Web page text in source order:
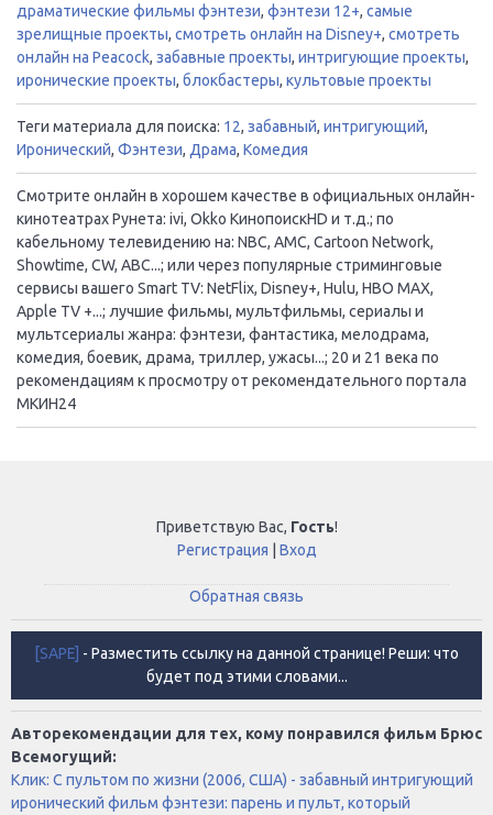
драматические фильмы фэнтези, фэнтези 12+, самые
зрелищные проекты, смотреть онлайн на Disney+, смотреть
онлайн на Peacock, забавные проекты, интригующие проекты,
иронические проекты, блокбастеры, культовые проекты
Теги материала для поиска: 12, забавный, интригующий,
Иронический, Фэнтези, Драма, Комедия
Смотрите онлайн в хорошем качестве в официальных онлайн-
кинотеатрах Рунета: ivi, Okko КинопоискHD и т.д.; по
кабельному телевидению на: NBC, AMC, Cartoon Network,
Showtime, CW, ABC...; или через популярные стриминговые
сервисы вашего Smart TV: NetFlix, Disney+, Hulu, HBO MAX,
Apple TV +...; лучшие фильмы, мультфильмы, сериалы и
мультсериалы жанра: фэнтези, фантастика, мелодрама,
комедия, боевик, драма, триллер, ужасы...; 20 и 21 века по
рекомендациям к просмотру от рекомендательного портала
МКИН24
Приветствую Вас, Гость!
Регистрация
Вход
Обратная связь
[SAPE] - Разместить ссылку на данной странице! Реши: что
будет под этими словами...
Авторекомендации для тех, кому понравился фильм Брюс
Всемогущий:
Клик: С пультом по жизни (2006, США) - забавный интригующий
иронический фильм фэнтези: парень и пульт, который